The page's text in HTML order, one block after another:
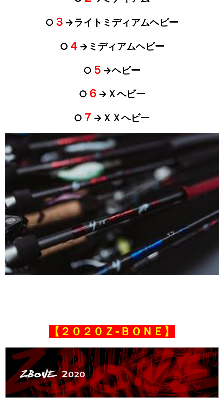
○ ３ →ライトミディアムヘビー
○ ４ →ミディアムヘビー
○ ５ →ヘビー
○ ６ →Ｘヘビー
○ ７ →ＸＸヘビー
【２０２０Ｚ‐ＢＯＮＥ】